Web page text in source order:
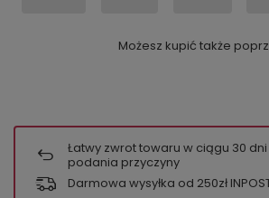
Możesz kupić także
Łatwy zwrot towaru w ciągu 30
podania przyczyny
Darmowa wysyłka od 250zł